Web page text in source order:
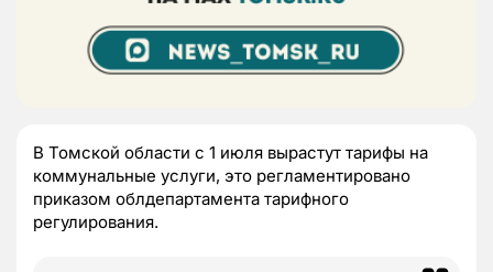
В Томской области с 1 июля вырастут тарифы на
коммунальные услуги, это регламентировано
приказом облдепартамента тарифного
регулирования.